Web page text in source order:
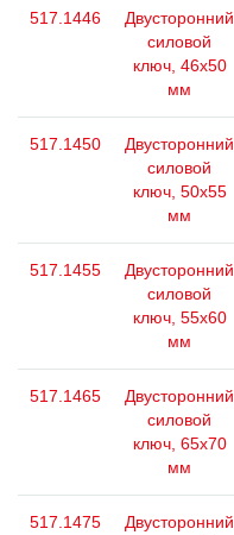
517.1446
Двусторонний
силовой
ключ, 46x50
мм
517.1450
Двусторонний
силовой
ключ, 50x55
мм
517.1455
Двусторонний
силовой
ключ, 55x60
мм
517.1465
Двусторонний
силовой
ключ, 65x70
мм
517.1475
Двусторонний